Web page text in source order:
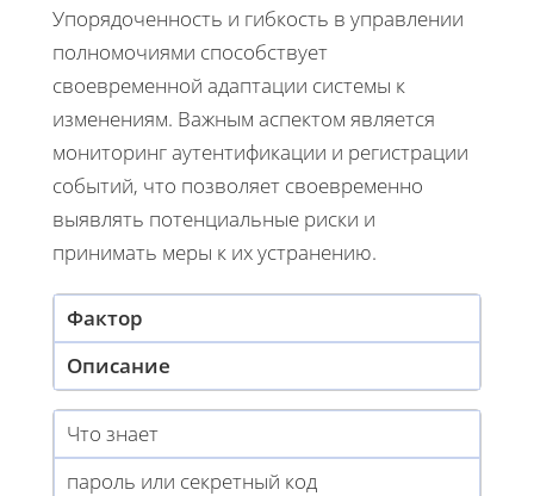
Упорядоченность и гибкость в управлении
полномочиями способствует
своевременной адаптации системы к
изменениям. Важным аспектом является
мониторинг аутентификации и регистрации
событий, что позволяет своевременно
выявлять потенциальные риски и
принимать меры к их устранению.
Фактор
Описание
Что знает
пароль или секретный код